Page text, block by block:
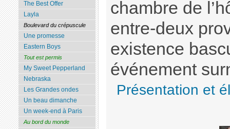
chambre de
entre-deux
existence
événement
Présentation et
The Best Offer
Layla
Boulevard du crépuscule
Une promesse
Eastern Boys
Tout est permis
My Sweet Pepperland
Nebraska
Les Grandes ondes
Un beau dimanche
Un week-end à Paris
Au bord du monde